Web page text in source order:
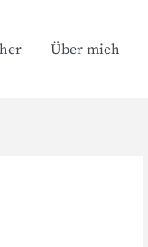
Über mich